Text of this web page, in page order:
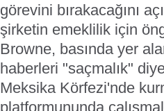
görevini bırakacağını
şirketin emeklilik için
Browne, basında yer
haberleri "saçmalık"
Meksika Körfezi'nde
platformununda